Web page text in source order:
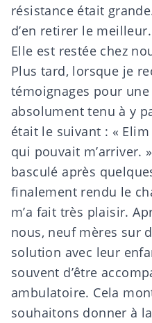
résistance était
d’en retirer le
Elle est restée chez
Plus tard, lorsque je
témoignages pour
absolument tenu à y
était le suivant : «
qui pouvait m’arriver.
basculé après
finalement rendu le
m’a fait très plaisir.
nous, neuf mères sur
solution avec leur
souvent d’être
ambulatoire. Cela
souhaitons donner à